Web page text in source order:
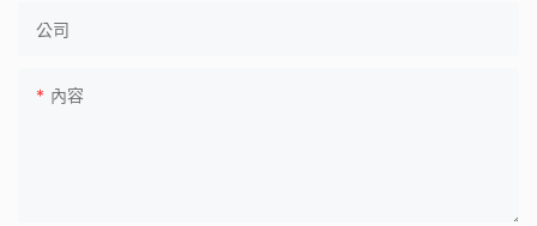
公司
內容